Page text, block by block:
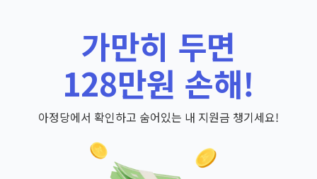
가만히 두면
128만원 손해!
아정당에서 확인하고 숨어있는 내 지원금 챙기세요!